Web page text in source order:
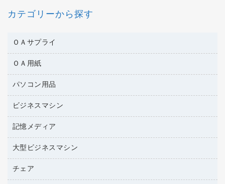
カテゴリーから探す
ＯＡサプライ
互換インクカートリッジ
ワープロリボン
リサイクルトナー（リターン方式）
リサイクルトナー（プール方式）
リサイクルインクカートリッジ
ファクシミリトナー
トナーカートリッジ
ＯＡ用紙
名刺用紙
帳票用紙／フォーム用紙
ワープロ用紙
ラベル用紙
プロッター用紙
ハガキ用紙
パソコン用品
パソコン周辺機器
各種ケーブル
マウスパッド
マウス
パソコンバッグ／収納用品
ビジネスマシン
電話機
レーザープリンタ／複合機
メモリーカード
プロジェクタ
記憶メディア
ブルーレイディスク
ＣＤ－ＲＷ
大型ビジネスマシン
プリンタ
チェア